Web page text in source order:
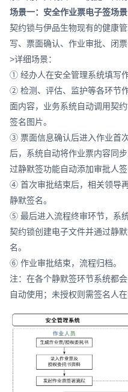
场景一：安全作业票电子签场景
契约锁与伊品生物现有的健康
写、票面确认、作业审批、闭票
>详细场景：
① 经办人在安全管理系统填写
② 检测、评估、监护等各环节
面内容，业务系统自动调用契
签名图片。
③ 票面信息确认后进入作业首
后，系统自动将作业票内容同
过静默签功能自动添加审批人签
④ 首次审批结束后，相关领导
静默签名。
⑤ 最后进入流程终审环节，系
契约锁创建电子文件并通过静
名。
⑥ 作业审批结束，流程归档。
注：在各个静默签环节系统都
自动使用；未授权则需签名人